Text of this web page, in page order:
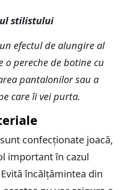
stilistului
efectul de alungire al
o pereche de botine cu
pantalonilor sau a
care îi vei purta.
confecționate joacă,
important în cazul
încălțămintea din